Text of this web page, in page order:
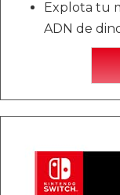
Explota tu
ADN de